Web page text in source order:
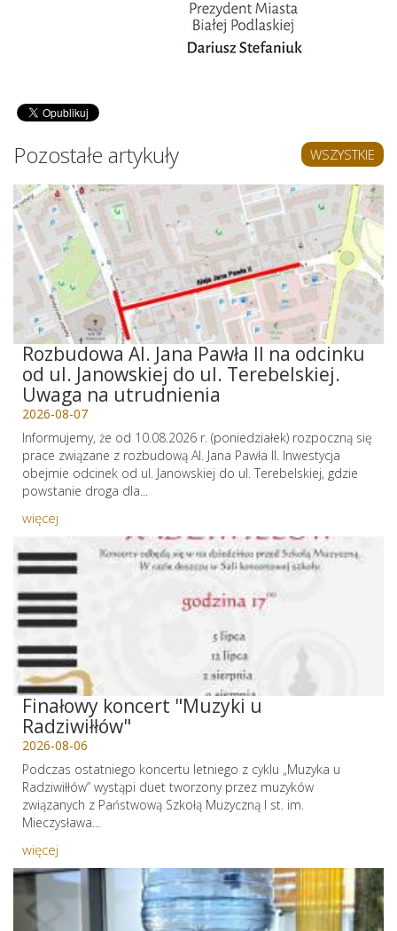
Pozostałe artykuły WSZYSTKIE
Rozbudowa Al. Jana Pawła II na odcinku
od ul. Janowskiej do ul. Terebelskiej.
Uwaga na utrudnienia
2026-08-07
Informujemy, że od 10.08.2026 r. (poniedziałek) rozpoczną się
prace związane z rozbudową Al. Jana Pawła II. Inwestycja
obejmie odcinek od ul. Janowskiej do ul. Terebelskiej, gdzie
powstanie droga dla...
więcej
Finałowy koncert "Muzyki u
Radziwiłłów"
2026-08-06
Podczas ostatniego koncertu letniego z cyklu „Muzyka u
Radziwiłłów” wystąpi duet tworzony przez muzyków
związanych z Państwową Szkołą Muzyczną I st. im.
Mieczysława...
więcej